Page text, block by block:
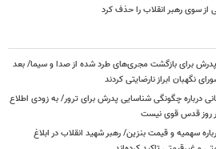
سوی رهبر انقلاب را حذف کرد
پدرش برای بازگشت مجری‌های طرد شده از صدا و سیما/ بعد
درباره چگونگی شناسایی پدرش برای ترور/ به زودی اطلاع
روز قدس قوی نیست
سهمیه و قیمت بنزین/ رهبر شهید انقلاب در ابلاغ